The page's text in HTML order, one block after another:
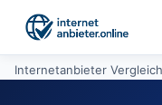
Internetanbieter Vergleich